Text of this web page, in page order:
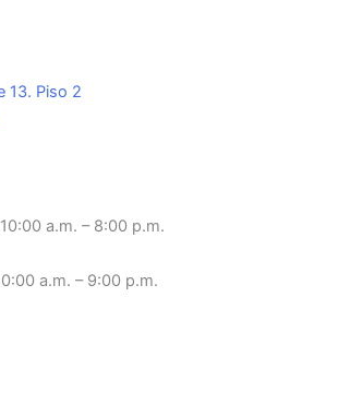
13. Piso 2
10:00 a.m. – 8:00 p.m.
a.m. – 9:00 p.m.